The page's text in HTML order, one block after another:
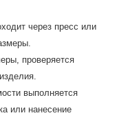
через пресс или
проверяется
выполняется
или нанесение